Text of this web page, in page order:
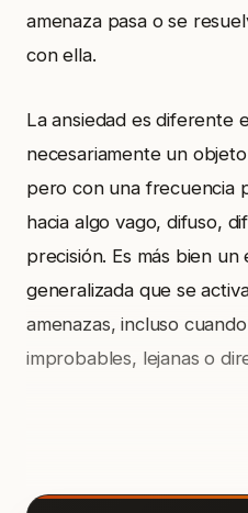
amenaza pasa o se
con ella.
La ansiedad es diferente
necesariamente un
pero con una frecuencia
hacia algo vago, difuso,
precisión. Es más bien
generalizada que se
amenazas, incluso
improbables, lejanas o